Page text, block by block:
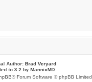
Author: Brad Veryard
to 3.2 by MannixMD
® Forum Software © phpBB Limited